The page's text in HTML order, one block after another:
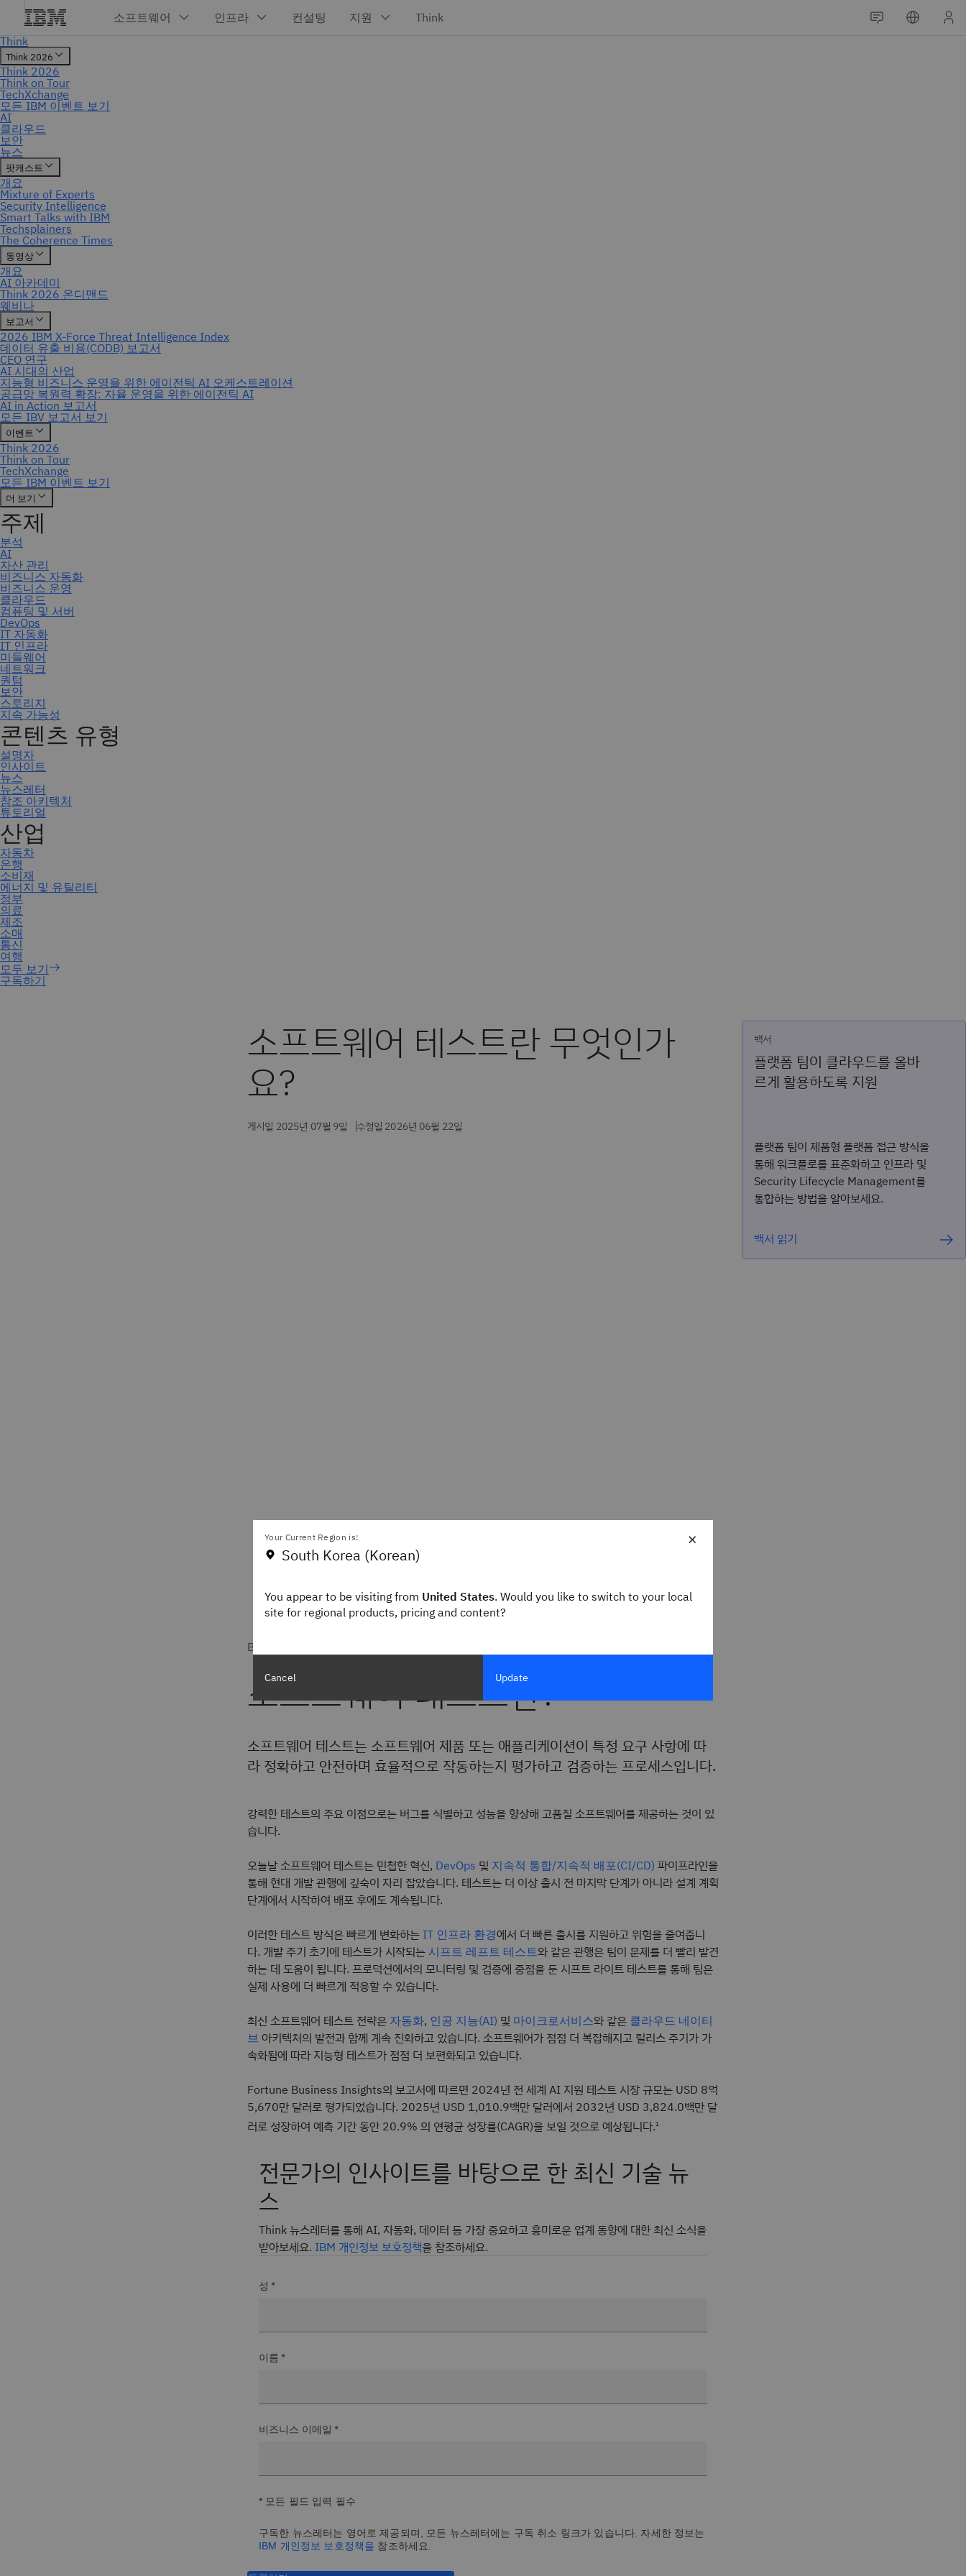
구독하기
소프트웨어 테스트란 무엇인가
요?
게시일 2025년 07월 9일 수정일 2026년 06월 22일
By
소프트웨어 테스트란?
소프트웨어 테스트는 소프트웨어 제품 또는 애플리케이션이 특정 요구 사항에 따
라 정확하고 안전하며 효율적으로 작동하는지 평가하고 검증하는 프로세스입니다.
강력한 테스트의 주요 이점으로는 버그를 식별하고 성능을 향상해 고품질 소프트웨어를 제공하는 것이 있
습니다.
오늘날 소프트웨어 테스트는 민첩한 혁신, DevOps 및 지속적 통합/지속적 배포(CI/CD) 파이프라인을
통해 현대 개발 관행에 깊숙이 자리 잡았습니다. 테스트는 더 이상 출시 전 마지막 단계가 아니라 설계 계획
단계에서 시작하여 배포 후에도 계속됩니다.
이러한 테스트 방식은 빠르게 변화하는 IT 인프라 환경에서 더 빠른 출시를 지원하고 위험을 줄여줍니
다. 개발 주기 초기에 테스트가 시작되는 시프트 레프트 테스트와 같은 관행은 팀이 문제를 더 빨리 발견
하는 데 도움이 됩니다. 프로덕션에서의 모니터링 및 검증에 중점을 둔 시프트 라이트 테스트를 통해 팀은
실제 사용에 더 빠르게 적응할 수 있습니다.
최신 소프트웨어 테스트 전략은 자동화, 인공 지능(AI) 및 마이크로서비스와 같은 클라우드 네이티
브 아키텍처의 발전과 함께 계속 진화하고 있습니다. 소프트웨어가 점점 더 복잡해지고 릴리스 주기가 가
속화됨에 따라 지능형 테스트가 점점 더 보편화되고 있습니다.
Fortune Business Insights의 보고서에 따르면 2024년 전 세계 AI 지원 테스트 시장 규모는 USD 8억
5,670만 달러로 평가되었습니다. 2025년 USD 1,010.9백만 달러에서 2032년 USD 3,824.0백만 달
러로 성장하여 예측 기간 동안 20.9% 의 연평균 성장률(CAGR)을 보일 것으로 예상됩니다.1
전문가의 인사이트를 바탕으로 한 최신 기술 뉴
스
Think 뉴스레터를 통해 AI, 자동화, 데이터 등 가장 중요하고 흥미로운 업계 동향에 대한 최신 소식을
받아보세요. IBM 개인정보 보호정책을 참조하세요.
성 *
이름 *
비즈니스 이메일 *
* 모든 필드 입력 필수
구독한 뉴스레터는 영어로 제공되며, 모든 뉴스레터에는 구독 취소 링크가 있습니다. 자세한 정보는
IBM 개인정보 보호정책을 참조하세요.
백서
플랫폼 팀이 클라우드를 올바
르게 활용하도록 지원
플랫폼 팀이 제품형 플랫폼 접근 방식을
통해 워크플로를 표준화하고 인프라 및
Security Lifecycle Management를
통합하는 방법을 알아보세요.
백서 읽기
×
Your Current Region is:
South Korea (Korean)
You appear to be visiting from United States. Would you like to switch to your local
site for regional products, pricing and content?
Cancel Update